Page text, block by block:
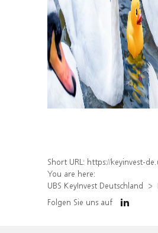
Short URL: https://keyinvest-de.ubs.com/produkt/
You are here:
UBS KeyInvest Deutschland
Folgen Sie uns auf